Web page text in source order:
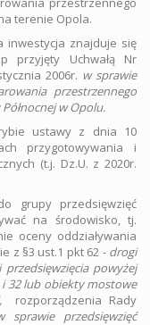
terenie Opola.
inwestycja znajduje się
przyjęty Uchwałą Nr
2006r. w sprawie
przestrzennego
w Opolu.
ustawy z dnia 10
przygotowywania i
(t.j. Dz.U. z 2020r.
grupy przedsięwzięć
na środowisko, tj.
oceny oddziaływania
z §3 ust.1 pkt 62 - drogi
powyżej
32 lub obiekty mostowe
rozporządzenia Rady
sprawie przedsięwzięć